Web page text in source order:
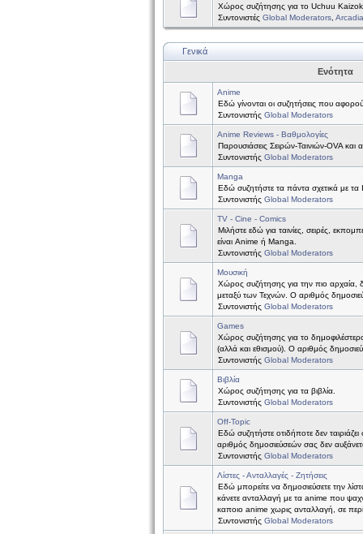
Χώρος συζήτησης για το Uchuu
Συντονιστές Global Moderators
Γενικά
Ενότητα
Anime
Εδώ γίνονται οι συζητήσεις που
Συντονιστής Global Moderators
Anime Reviews - Βαθμολογίες
Παρουσιάσεις Σειρών-Ταινιών-OVA
Συντονιστής Global Moderators
Manga
Εδώ συζητήστε τα πάντα σχετικά με
Συντονιστής Global Moderators
TV - Cine - Comics
Μιλήστε εδώ για ταινίες, σειρές,
είναι Anime ή Manga.
Συντονιστής Global Moderators
Μουσική
Χώρος συζήτησης για την πιο αρχαία,
μεταξύ των Τεχνών. Ο αριθμός
Συντονιστής Global Moderators
Games
Χώρος συζήτησης για το
(αλλά και εθισμού). Ο αριθμός
Συντονιστής Global Moderators
Βιβλία
Χώρος συζήτησης για τα βιβλία.
Συντονιστής Global Moderators
Off-Topic
Εδώ συζητήστε οτιδήποτε δεν
αριθμός δημοσιεύσεών σας δεν
Συντονιστής Global Moderators
Λίστες - Ανταλλαγές - Ζητήσεις
Εδώ μπορείτε να δημοσιεύσετε την
κάνετε ανταλλαγή με τα anime που
καποιο anime χωρις ανταλλαγή, σε
Συντονιστής Global Moderators